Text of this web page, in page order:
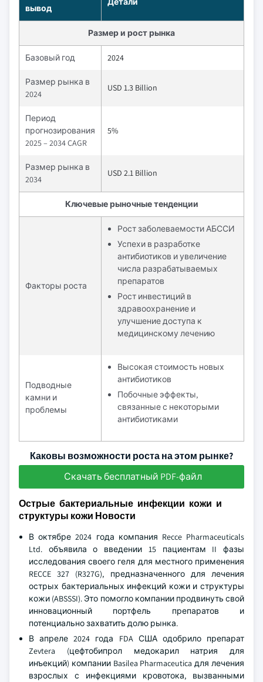
вывод
Размер и рост рынка
Базовый год 2024
Размер рынка в
2024
USD 1.3 Billion
Период
прогнозирования
2025 – 2034 CAGR
5%
Размер рынка в
2034
USD 2.1 Billion
Ключевые рыночные тенденции
Факторы роста
Рост заболеваемости АБССИ
Успехи в разработке
антибиотиков и увеличение
числа разрабатываемых
препаратов
Рост инвестиций в
здравоохранение и
улучшение доступа к
медицинскому лечению
Подводные
камни и
проблемы
Высокая стоимость новых
антибиотиков
Побочные эффекты,
связанные с некоторыми
антибиотиками
Каковы возможности роста на этом рынке?
Скачать бесплатный PDF-файл
Острые бактериальные инфекции кожи и
структуры кожи Новости
В октябре 2024 года компания Recce Pharmaceuticals
Ltd. объявила о введении 15 пациентам II фазы
исследования своего геля для местного применения
RECCE 327 (R327G), предназначенного для лечения
острых бактериальных инфекций кожи и структуры
кожи (ABSSSI). Это помогло компании продвинуть свой
инновационный портфель препаратов и
потенциально захватить долю рынка.
В апреле 2024 года FDA США одобрило препарат
Zevtera (цефтобипрол медокарил натрия для
инъекций) компании Basilea Pharmaceutica для лечения
взрослых с инфекциями кровотока, вызванными